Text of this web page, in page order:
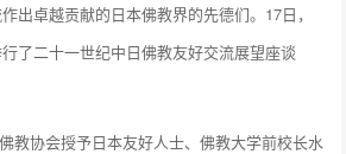
出卓越贡献的日本佛教界的先德们。17日，
了二十一世纪中日佛教友好交流展望座谈
协会授予日本友好人士、佛教大学前校长水